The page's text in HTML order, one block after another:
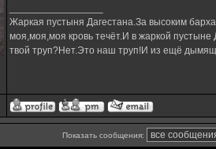
Жаркая пустыня Дагестана.За высоким
моя,моя,моя кровь течёт.И в жаркой
твой труп?Нет.Это наш труп!И из ещё
Показать сообщения: